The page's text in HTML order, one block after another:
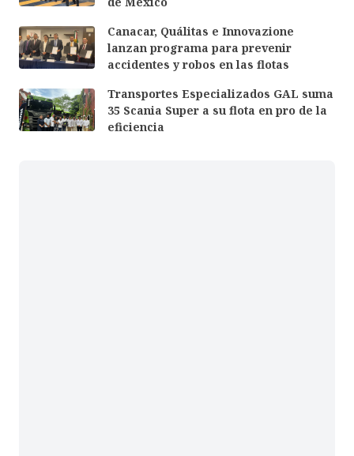
Canacar, Quálitas e Innovazione
lanzan programa para prevenir
accidentes y robos en las flotas
Transportes Especializados GAL suma
35 Scania Super a su flota en pro de la
eficiencia